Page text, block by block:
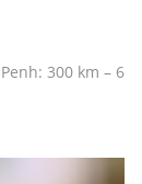
300 km – 6